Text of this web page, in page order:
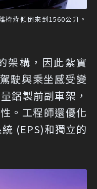
背傾倒來到1560公升。
架構，因此紮實
駛與乘坐感受變
鋁製前副車架，
。工程師還優化
(EPS)和獨立的